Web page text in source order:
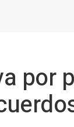
por